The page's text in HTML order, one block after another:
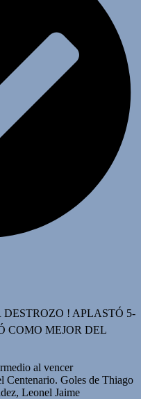
! APLASTÓ 5-
COMO MEJOR DEL
al vencer
Centenario. Goles de Thiago
Leonel Jaime